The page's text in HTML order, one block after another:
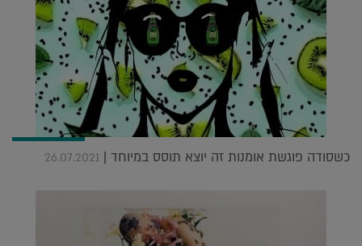
כשסודה פוגשת אומנות זה יוצא תוסס במיוחד | 26.07.2021